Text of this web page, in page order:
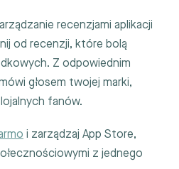
recenzjami aplikacji
od recenzji, które bolą
Z odpowiednim
głosem twojej marki,
fanów.
i zarządzaj App Store,
z jednego